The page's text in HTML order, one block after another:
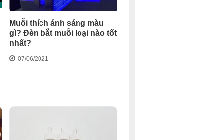
Muỗi thích ánh sáng màu
gì? Đèn bắt muỗi loại nào tốt
nhất?
07/06/2021